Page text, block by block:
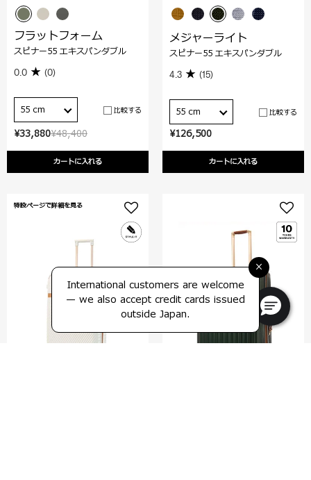
×
International customers are welcome
— we also accept credit cards issued
outside Japan.
¥48,400
¥33,880
カートに入れる
フラットフォーム
スピナー55 エキスパンダブル
0.0 (0)
55 cm 比較する
¥126,500
カートに入れる
メジャーライト
スピナー55 エキスパンダブル
4.3 (15)
55 cm 比較する
特設ページで詳細を見る